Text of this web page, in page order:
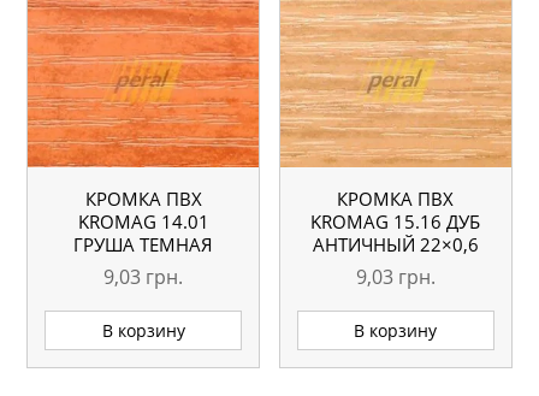
КРОМКА ПВХ
KROMAG 14.01
ГРУША ТЕМНАЯ
22×0,6 ММ
9,03 грн.
В корзину
КРОМКА ПВХ
KROMAG 15.16 ДУБ
АНТИЧНЫЙ 22×0,6
ММ
9,03 грн.
В корзину